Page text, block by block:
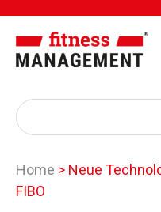
Home > Neue
FIBO